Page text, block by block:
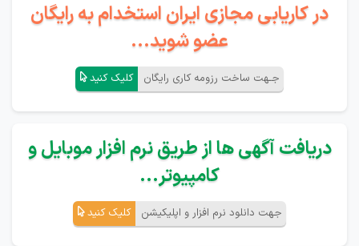
در کاریابی مجازی ایران استخدام به رایگان
عضو شوید...
جـهت ساخت رزومه کاری رایگان کلیک کنید
دریافت آگهی ها از طریق نرم افزار موبایل و
کامپیوتر...
جهت دانلود نرم افزار و اپلیکیشن کلیک کنید